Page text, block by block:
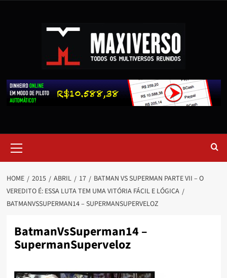
HOME 2015 ABRIL 17
BATMAN VS SUPERMAN PARTE VII – O
VEREDITO É: ESSA LUTA TEM UMA VITÓRIA FÁCIL E LÓGICA
BATMANVSSUPERMAN14 – SUPERMANSUPERVELOZ
BatmanVsSuperman14 –
SupermanSuperveloz